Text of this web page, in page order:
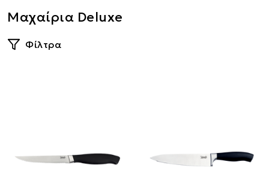
Μαχαίρια Deluxe
Φίλτρα